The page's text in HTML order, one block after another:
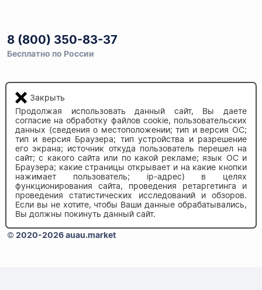
8 (800) 350-83-37
Бесплатно по России
Напишите нам
info@auau.market
236027, г.Калининград
ул.Калязинская 6, оф. 2
© 2020-2026 auau.market
Закрыть
Продолжая использовать данный сайт, Вы даете
согласие на обработку файлов cookie, пользовательских
данных (сведения о местоположении; тип и версия ОС;
тип и версия Браузера; тип устройства и разрешение
его экрана; источник откуда пользователь перешел на
сайт; с какого сайта или по какой рекламе; язык ОС и
Браузера; какие страницы открывает и на какие кнопки
нажимает пользователь; ip-адрес) в целях
функционирования сайта, проведения ретаргетинга и
проведения статистических исследований и обзоров.
Если вы не хотите, чтобы Ваши данные обрабатывались,
Вы должны покинуть данный сайт.